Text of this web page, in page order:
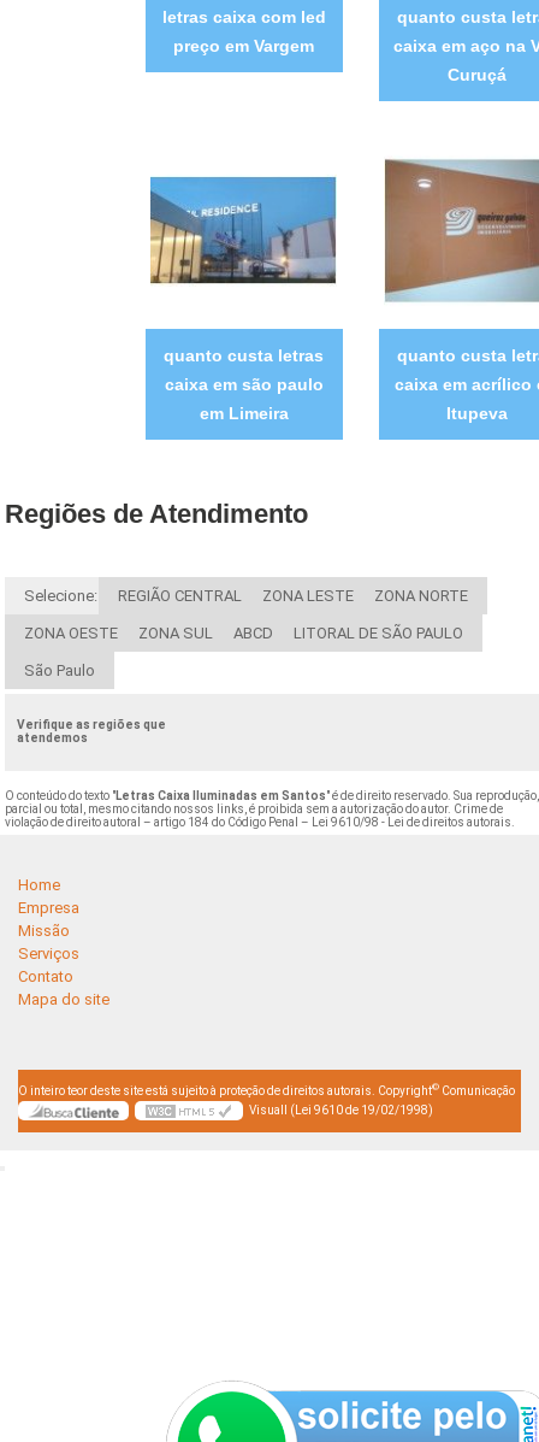
letras caixa com led
preço em Vargem
quanto custa
caixa em aço na
Curuçá
quanto custa letras
caixa em são paulo
em Limeira
quanto custa
caixa em acrílico
Itupeva
Regiões de Atendimento
Selecione: REGIÃO CENTRAL ZONA LESTE ZONA NORTE
ZONA OESTE ZONA SUL ABCD LITORAL DE SÃO PAULO
São Paulo
Verifique as regiões que
atendemos
O conteúdo do texto "Letras Caixa Iluminadas em Santos" é de direito reservado. Sua reprodução,
parcial ou total, mesmo citando nossos links, é proibida sem a autorização do autor. Crime de
violação de direito autoral – artigo 184 do Código Penal – Lei 9610/98 - Lei de direitos autorais.
Home
Empresa
Missão
Serviços
Contato
Mapa do site
O inteiro teor deste site está sujeito à proteção de direitos autorais. Copyright© Comunicação
Visuall (Lei 9610 de 19/02/1998)